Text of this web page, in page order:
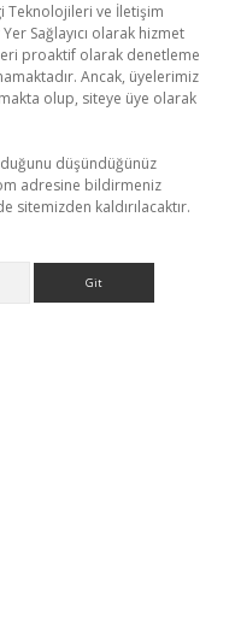
Teknolojileri ve İletişim
Sağlayıcı olarak hizmet
proaktif olarak denetleme
Ancak, üyelerimiz
olup, siteye üye olarak
düşündüğünüz
adresine bildirmeniz
sitemizden kaldırılacaktır.